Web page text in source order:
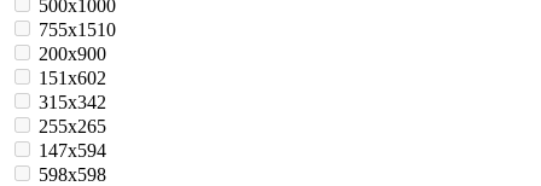
500x1000
755x1510
200х900
151х602
315x342
255x265
147х594
598x598